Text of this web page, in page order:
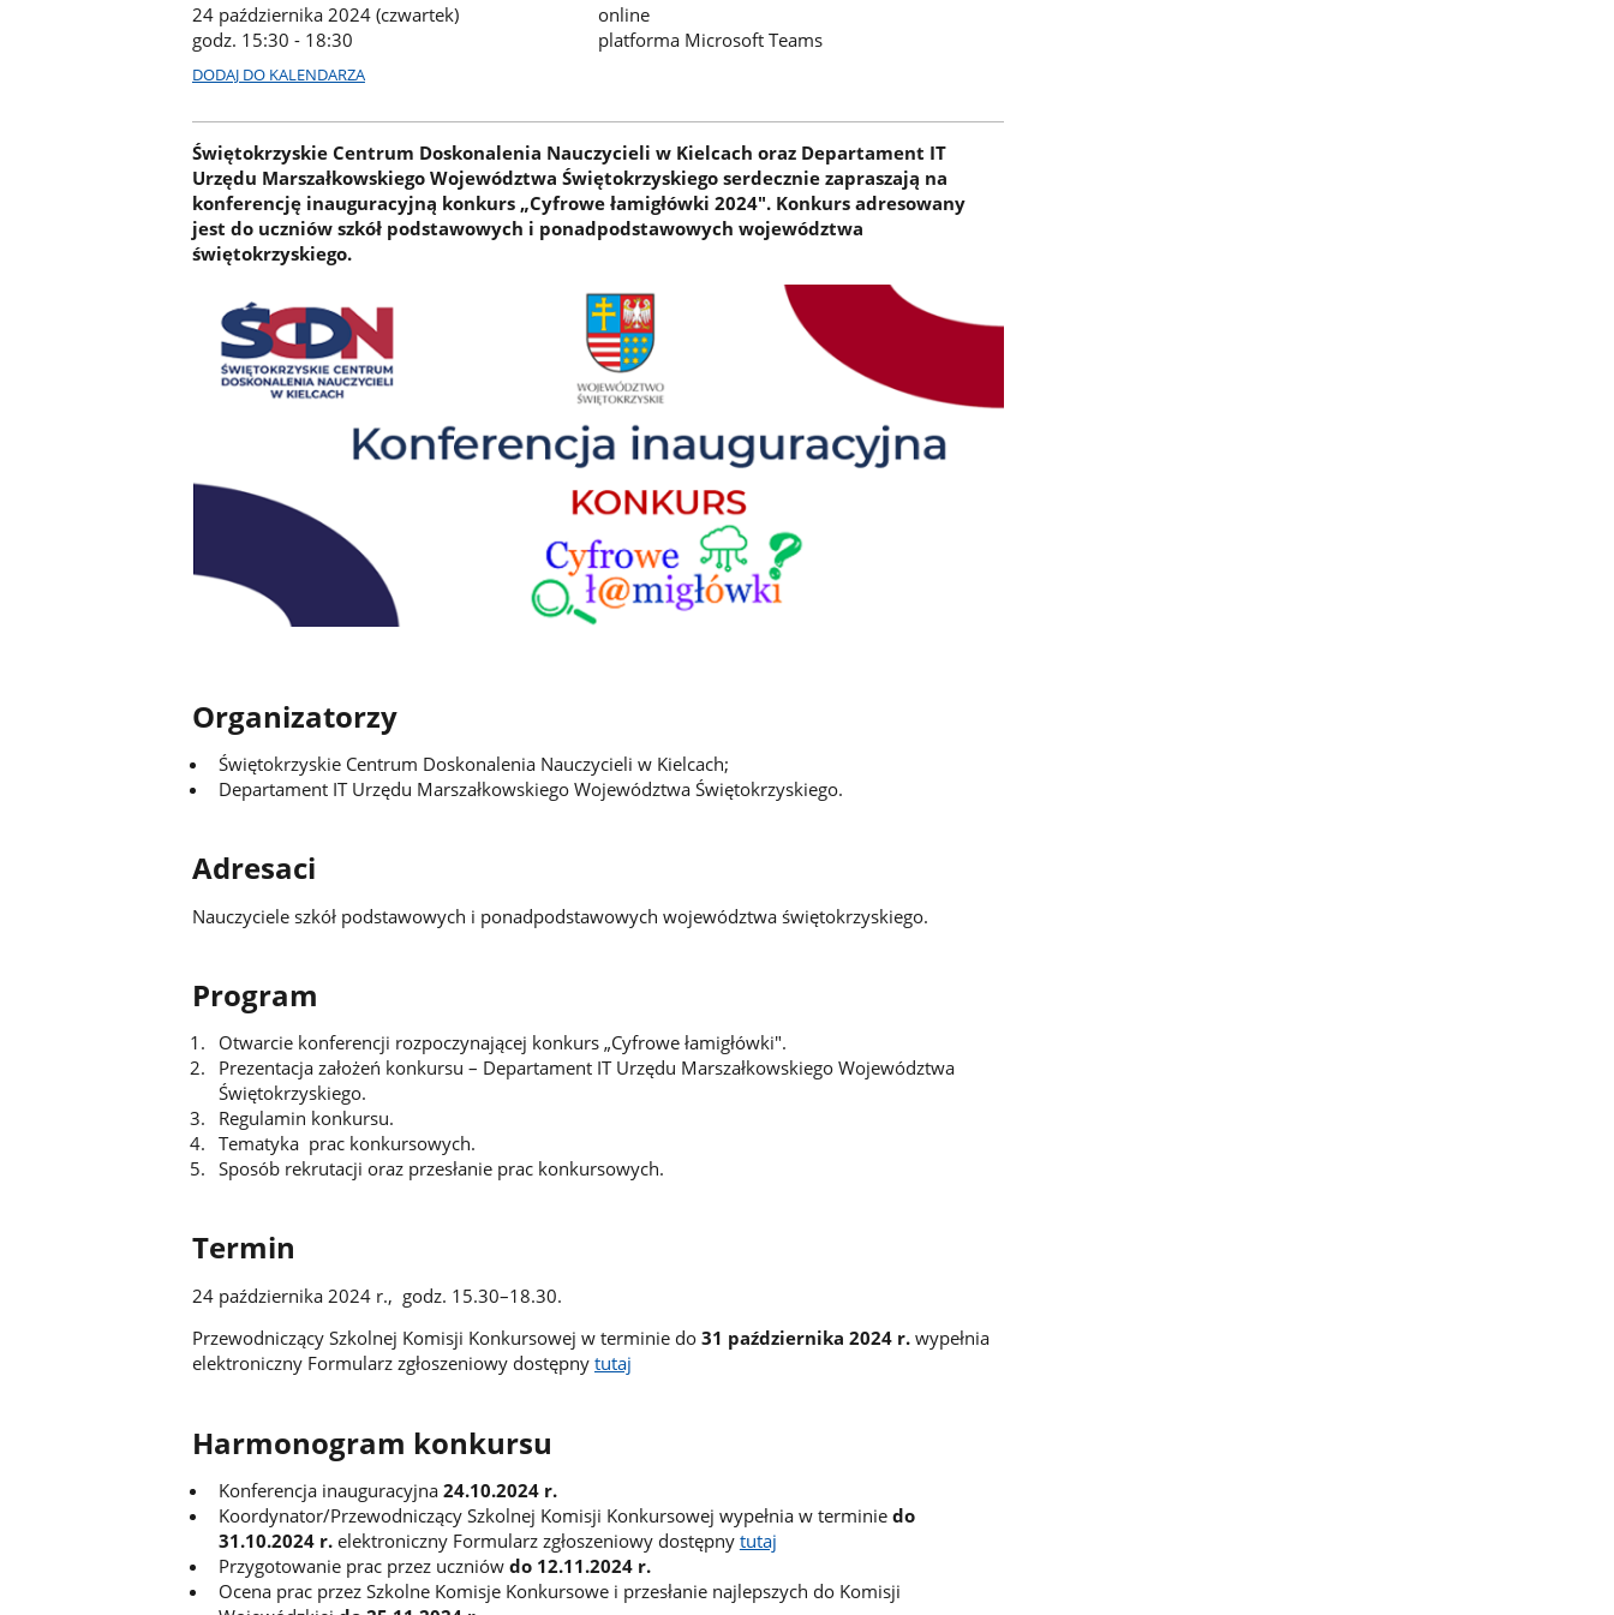
24 października 2024 (czwartek)
godz. 15:30 - 18:30
DODAJ DO KALENDARZA
online
platforma Microsoft Teams
Świętokrzyskie Centrum Doskonalenia Nauczycieli w Kielcach oraz Departament IT
Urzędu Marszałkowskiego Województwa Świętokrzyskiego serdecznie zapraszają na
konferencję inauguracyjną konkurs „Cyfrowe łamigłówki 2024". Konkurs adresowany
jest do uczniów szkół podstawowych i ponadpodstawowych województwa
świętokrzyskiego.
Organizatorzy
Świętokrzyskie Centrum Doskonalenia Nauczycieli w Kielcach;
Departament IT Urzędu Marszałkowskiego Województwa Świętokrzyskiego.
Adresaci
Nauczyciele szkół podstawowych i ponadpodstawowych województwa świętokrzyskiego.
Program
Otwarcie konferencji rozpoczynającej konkurs „Cyfrowe łamigłówki".
Prezentacja założeń konkursu – Departament IT Urzędu Marszałkowskiego Województwa
Świętokrzyskiego.
Regulamin konkursu.
Tematyka prac konkursowych.
Sposób rekrutacji oraz przesłanie prac konkursowych.
Termin
24 października 2024 r., godz. 15.30–18.30.
Przewodniczący Szkolnej Komisji Konkursowej w terminie do 31 października 2024 r. wypełnia
elektroniczny Formularz zgłoszeniowy dostępny tutaj
Harmonogram konkursu
Konferencja inauguracyjna 24.10.2024 r.
Koordynator/Przewodniczący Szkolnej Komisji Konkursowej wypełnia w terminie do
31.10.2024 r. elektroniczny Formularz zgłoszeniowy dostępny tutaj
Przygotowanie prac przez uczniówdo 12.11.2024 r.
Ocena prac przez Szkolne Komisje Konkursowe i przesłanie najlepszych do Komisji